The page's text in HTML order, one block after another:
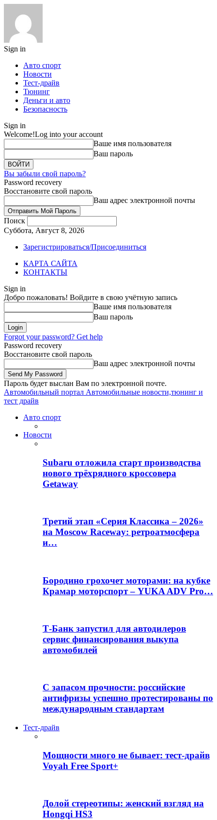
Sign in
Авто спорт
Новости
Тест-драйв
Тюнинг
Деньги и авто
Безопасность
Sign in
Welcome!Log into your account
Ваше имя пользователя
Ваш пароль
Вы забыли свой пароль?
Password recovery
Восстановите свой пароль
Ваш адрес электронной почты
Поиск
Суббота, Август 8, 2026
Зарегистрироваться/Присоединиться
КАРТА САЙТА
КОНТАКТЫ
Sign in
Добро пожаловать! Войдите в свою учётную запись
Ваше имя пользователя
Ваш пароль
Forgot your password? Get help
Password recovery
Восстановите свой пароль
Ваш адрес электронной почты
Пароль будет выслан Вам по электронной почте.
Автомобильный портал Автомобильные новости,тюнинг и
тест драйв
Авто спорт
Новости
Subaru отложила старт производства
нового трёхрядного кроссовера
Getaway
Третий этап «Серия Классика – 2026»
на Moscow Raceway: ретроатмосфера
и…
Бородино грохочет моторами: на кубке
Крамар моторспорт – YUKA ADV Pro…
Т-Банк запустил для автодилеров
сервис финансирования выкупа
автомобилей
С запасом прочности: российские
антифризы успешно протестированы по
международным стандартам
Тест-драйв
Мощности много не бывает: тест-драйв
Voyah Free Sport+
Долой стереотипы: женский взгляд на
Hongqi HS3